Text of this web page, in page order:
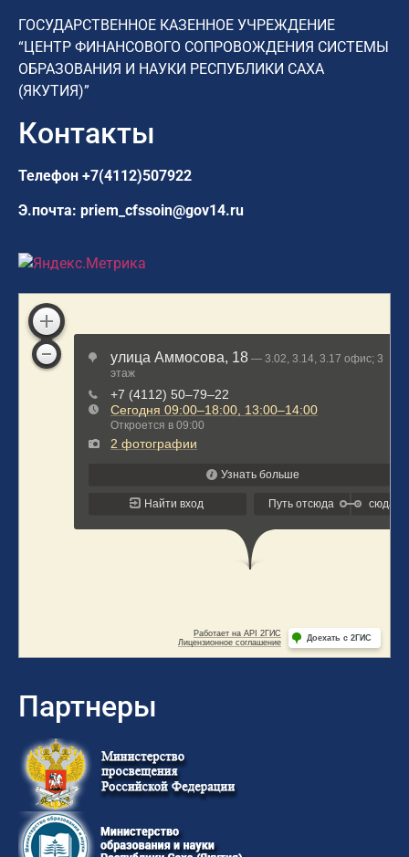
ГОСУДАРСТВЕННОЕ КАЗЕННОЕ УЧРЕЖДЕНИЕ
“ЦЕНТР ФИНАНСОВОГО СОПРОВОЖДЕНИЯ СИСТЕМЫ
ОБРАЗОВАНИЯ И НАУКИ РЕСПУБЛИКИ САХА
(ЯКУТИЯ)”
Контакты
Телефон +7(4112)507922
Э.почта: priem_cfssoin@gov14.ru
Партнеры